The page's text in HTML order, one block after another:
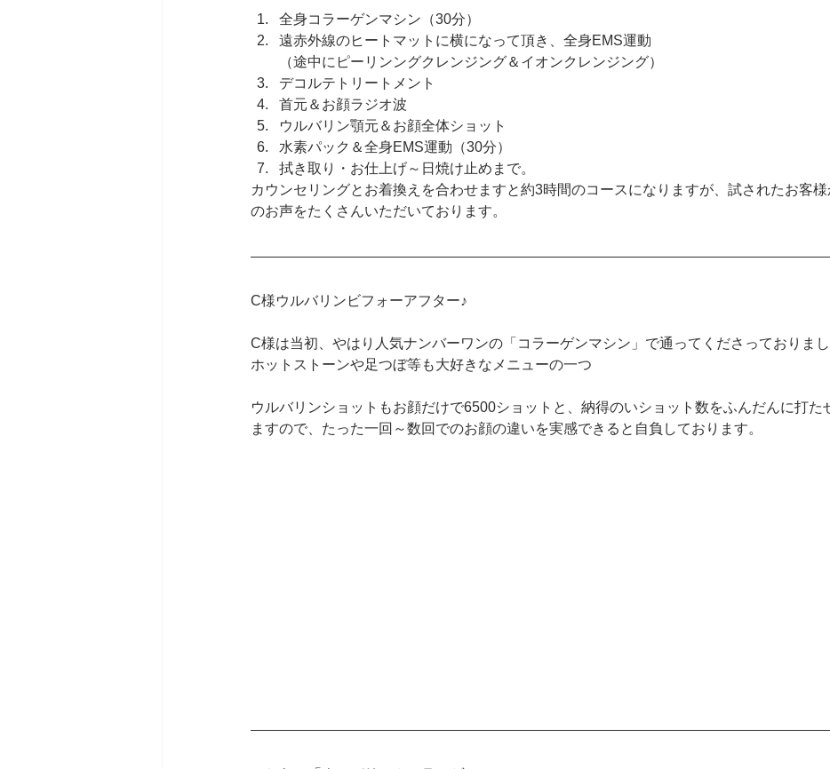
全身コラーゲンマシン（30分）
遠赤外線のヒートマットに横になって頂き、全身EMS運動
（途中にピーリンングクレンジング＆イオンクレンジング）
デコルテトリートメント
首元＆お顔ラジオ波
ウルバリン顎元＆お顔全体ショット
水素パック＆全身EMS運動（30分）
拭き取り・お仕上げ～日焼け止めまで。
カウンセリングとお着換えを合わせますと約3時間のコースになりますが、試されたお客様
のお声をたくさんいただいております。
C様ウルバリンビフォーアフター♪
C様は当初、やはり人気ナンバーワンの「コラーゲンマシン」で通ってくださっておりまし
ホットストーンや足つぼ等も大好きなメニューの一つ
ウルバリンショットもお顔だけで6500ショットと、納得のいショット数をふんだんに打た
ますので、たった一回～数回でのお顔の違いを実感できると自負しております。